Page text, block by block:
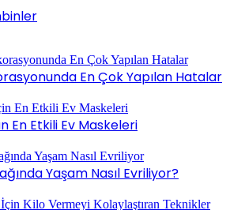
En Çok Yapılan Hatalar
En Etkili Ev Maskeleri
Yaşam Nasıl Evriliyor?